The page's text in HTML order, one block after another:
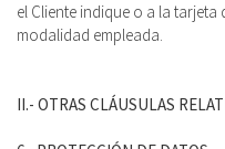
el Cliente indique o a la
modalidad empleada.
II.- OTRAS CLÁUSULAS